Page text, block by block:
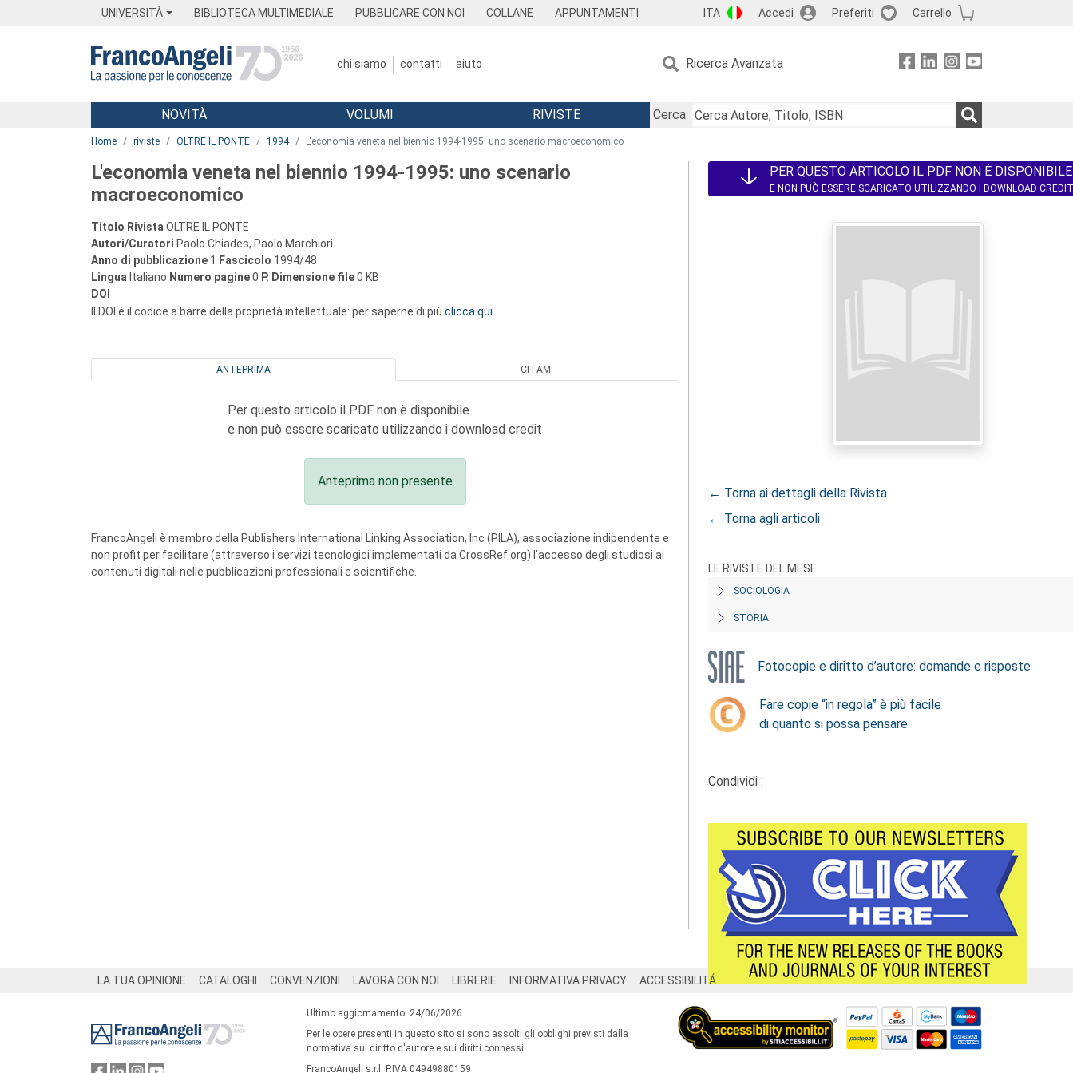
UNIVERSITÀ BIBLIOTECA MULTIMEDIALE PUBBLICARE CON NOI COLLANE APPUNTAMENTI ITA Accedi Preferiti Carrello
chi siamo contatti aiuto Ricerca Avanzata
Menu
NOVITÀ VOLUMI RIVISTE
Cerca:
Home riviste OLTRE IL PONTE 1994 L'economia veneta nel biennio 1994-1995: uno scenario macroeconomico
L'economia veneta nel biennio 1994-1995: uno scenario
macroeconomico
Titolo Rivista OLTRE IL PONTE
Autori/Curatori Paolo Chiades, Paolo Marchiori
Anno di pubblicazione 1 Fascicolo 1994/48
Lingua Italiano Numero pagine0 P. Dimensione file0 KB
DOI
Il DOI è il codice a barre della proprietà intellettuale: per saperne di più clicca qui
ANTEPRIMA CITAMI
Per questo articolo il PDF non è disponibile
e non può essere scaricato utilizzando i download credit
Anteprima non presente
FrancoAngeli è membro della Publishers International Linking Association, Inc (PILA), associazione indipendente e
non profit per facilitare (attraverso i servizi tecnologici implementati da CrossRef.org) l’accesso degli studiosi ai
contenuti digitali nelle pubblicazioni professionali e scientifiche.
PER QUESTO ARTICOLO IL PDF NON È DISPONIBILE
E NON PUÒ ESSERE SCARICATO UTILIZZANDO I DOWNLOAD CREDIT
← Torna ai dettagli della Rivista
← Torna agli articoli
LE RIVISTE DEL MESE
SOCIOLOGIA
STORIA
Fotocopie e diritto d’autore: domande e risposte
Fare copie “in regola” è più facile
di quanto si possa pensare
Condividi :
LA TUA OPINIONE CATALOGHI CONVENZIONI LAVORA CON NOI LIBRERIE INFORMATIVA PRIVACY ACCESSIBILITÁ
Ultimo aggiornamento: 24/06/2026
Per le opere presenti in questo sito si sono assolti gli obblighi previsti dalla
normativa sul diritto d'autore e sui diritti connessi.
FrancoAngeli s.r.l. P.IVA 04949880159